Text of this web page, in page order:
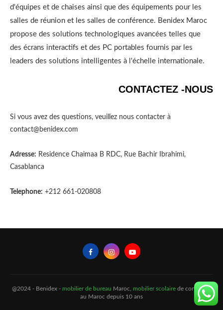
d'équipes et de chaises ainsi que des équipements pour les
salles de réunion et les salles de conférence. Benidex Maroc
propose des solutions technologiques avancées telles que
des écrans interactifs et des PC portables fournis par les
leaders des solutions intelligentes à l'échelle internationale.
CONTACTEZ -NOUS
Si vous avez des questions, veuillez nous contacter à
contact@benidex.com
Adresse: Residence Chaimaa B RDC, Rue Bachir Ibrahimi,
Casablanca
Telephone: +212 661-020808
@2024 - Benidex - mobilier de bureau Maroc, mobilier scolaire de confiance
au Maroc depuis 10 ans